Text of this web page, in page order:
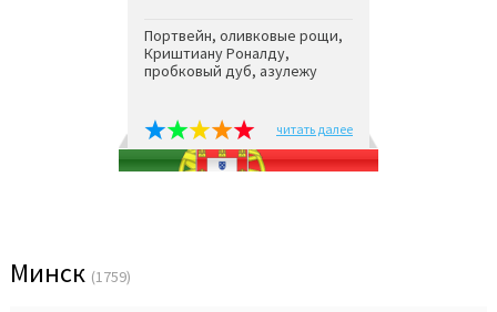
Портвейн, оливковые рощи,
Криштиану Роналду,
пробковый дуб, азулежу
читать далее
Минск (1759)